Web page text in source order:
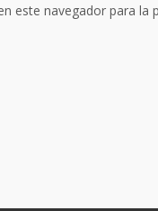
este navegador para la